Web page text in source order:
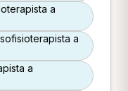
a
a
a